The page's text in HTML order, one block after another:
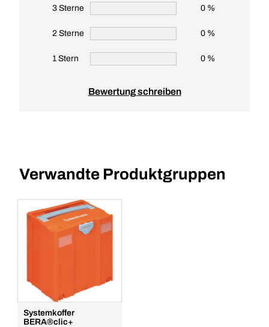
3 Sterne 0 %
2 Sterne 0 %
1 Stern 0 %
Bewertung schreiben
Verwandte Produktgruppen
Systemkoffer
BERA®clic+